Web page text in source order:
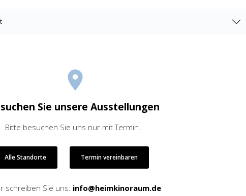
Sie unsere Ausstellungen
Bitte besuchen Sie uns nur mit Termin.
Alle Standorte Termin vereinbaren
schreiben Sie uns: info@heimkinoraum.de
sich